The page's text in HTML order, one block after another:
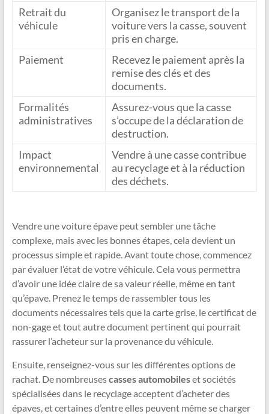
Retrait du
véhicule
Organisez le transport de la
voiture vers la casse, souvent
pris en charge.
Paiement
Recevez le paiement après la
remise des clés et des
documents.
Formalités
administratives
Assurez-vous que la casse
s’occupe de la déclaration de
destruction.
Impact
environnemental
Vendre à une casse contribue
au recyclage et à la réduction
des déchets.
Vendre une voiture épave peut sembler une tâche
complexe, mais avec les bonnes étapes, cela devient un
processus simple et rapide. Avant toute chose, commencez
par évaluer l’état de votre véhicule. Cela vous permettra
d’avoir une idée claire de sa valeur réelle, même en tant
qu’épave. Prenez le temps de rassembler tous les
documents nécessaires tels que la carte grise, le certificat de
non-gage et tout autre document pertinent qui pourrait
rassurer l’acheteur sur la provenance du véhicule.
Ensuite, renseignez-vous sur les différentes options de
rachat. De nombreusescasses automobileset sociétés
spécialisées dans le recyclage acceptent d’acheter des
épaves, et certaines d’entre elles peuvent même se charger